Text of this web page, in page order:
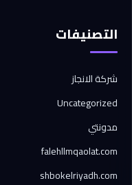
التصنيفات
شركة الانجاز
Uncategorized
مدونتي
falehllmqaolat.com
shbokelriyadh.com